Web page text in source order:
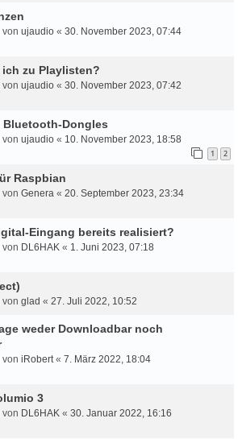
von ujaudio « 30. November 2023, 07:44
ich zu Playlisten?
von ujaudio « 30. November 2023, 07:42
Bluetooth-Dongles
von ujaudio « 10. November 2023, 18:58
1 2
Raspbian
von Genera « 20. September 2023, 23:34
Eingang bereits realisiert?
von DL6HAK « 1. Juni 2023, 07:18
von glad « 27. Juli 2022, 10:52
weder Downloadbar noch
von iRobert « 7. März 2022, 18:04
3
von DL6HAK « 30. Januar 2022, 16:16